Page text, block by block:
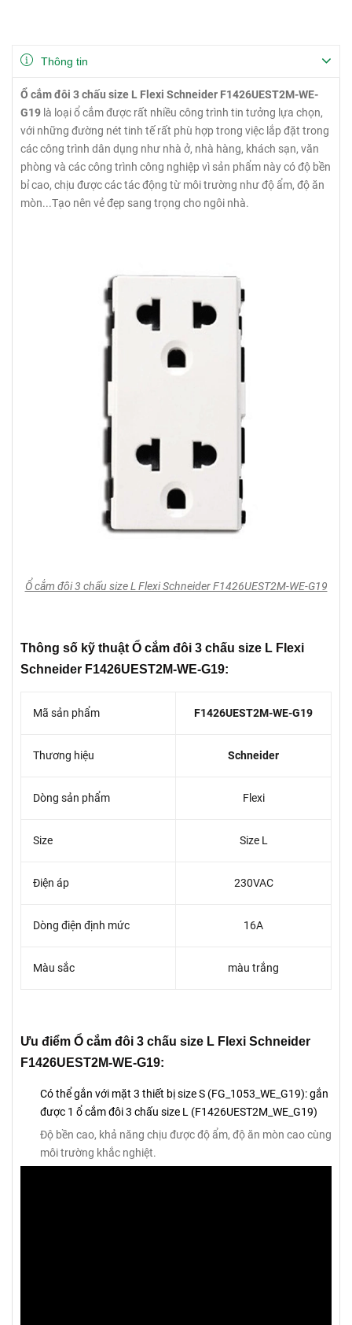
Thông tin
Ổ cắm đôi 3 chấu size L Flexi Schneider F1426UEST2M-WE-
G19 là loại ổ cắm được rất nhiều công trình tin tưởng lựa chọn,
với những đường nét tinh tế rất phù hợp trong việc lắp đặt trong
các công trình dân dụng như nhà ở, nhà hàng, khách sạn, văn
phòng và các công trình công nghiệp vì sản phẩm này có độ bền
bỉ cao, chịu được các tác động từ môi trường như độ ẩm, độ ăn
mòn...Tạo nên vẻ đẹp sang trọng cho ngôi nhà.
Ổ cắm đôi 3 chấu size L Flexi Schneider F1426UEST2M-WE-G19
Thông số kỹ thuật Ổ cắm đôi 3 chấu size L Flexi
Schneider F1426UEST2M-WE-G19:
Mã sản phẩm F1426UEST2M-WE-G19
Thương hiệu Schneider
Dòng sản phẩm Flexi
Size Size L
Điện áp 230VAC
Dòng điện định mức 16A
Màu sắc màu trắng
Ưu điểm Ổ cắm đôi 3 chấu size L Flexi Schneider
F1426UEST2M-WE-G19:
Có thể gắn với mặt 3 thiết bị size S (FG_1053_WE_G19): gắn
được 1 ổ cắm đôi 3 chấu size L (F1426UEST2M_WE_G19)
Độ bền cao, khả năng chịu được độ ẩm, độ ăn mòn cao cùng
môi trường khắc nghiệt.